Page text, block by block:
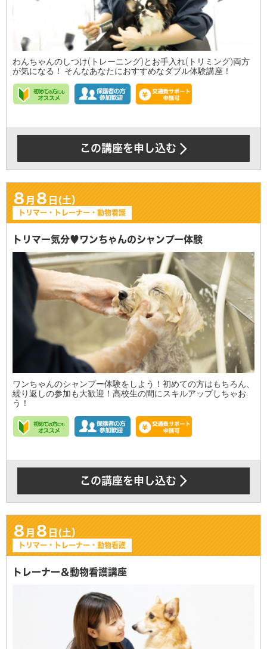
わんちゃんのしつけ(トレーニング)とお手入れ(トリミング)両方
が気になる！ そんなあなたにおすすめなダブル体験講座！
この講座を申し込む
8月8日(土）
トリマー・トレーナー・動物看護
トリマー気分♥ワンちゃんのシャンプー体験
ワンちゃんのシャンプー体験をしよう！初めての方はもちろん、
繰り返しの参加も大歓迎！高校生の間にスキルアップしちゃお
う！
この講座を申し込む
8月8日(土）
トリマー・トレーナー・動物看護
トレーナー＆動物看護講座